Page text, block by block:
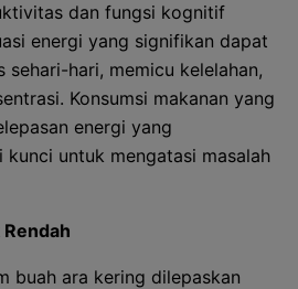
dan fungsi kognitif
energi yang signifikan dapat
hari, memicu kelelahan,
Konsumsi makanan yang
energi yang
kunci untuk mengatasi masalah
buah ara kering dilepaskan